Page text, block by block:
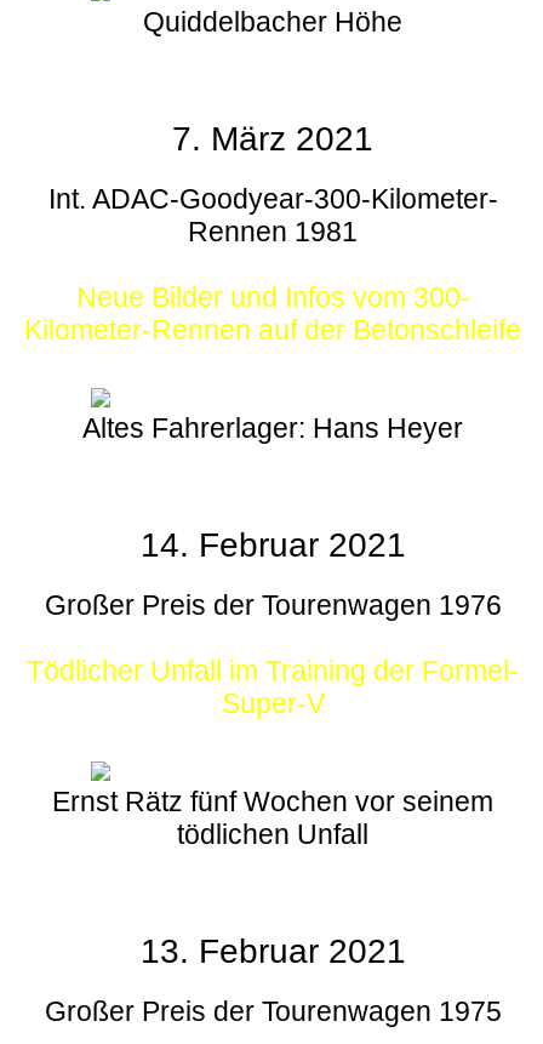
Quiddelbacher Höhe
7. März 2021
Int. ADAC-Goodyear-300-Kilometer-
Rennen 1981
Neue Bilder und Infos vom 300-
Kilometer-Rennen auf der Betonschleife
Altes Fahrerlager: Hans Heyer
14. Februar 2021
Großer Preis der Tourenwagen 1976
Tödlicher Unfall im Training der Formel-
Super-V
Ernst Rätz fünf Wochen vor seinem
tödlichen Unfall
13. Februar 2021
Großer Preis der Tourenwagen 1975